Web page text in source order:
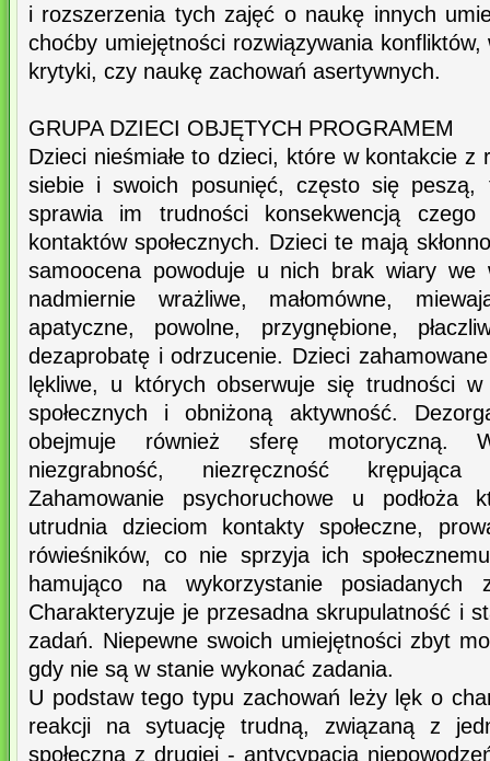
i rozszerzenia tych zajęć o naukę innych
choćby umiejętności rozwiązywania
krytyki, czy naukę zachowań asertywnych.
GRUPA DZIECI OBJĘTYCH PROGRAMEM
Dzieci nieśmiałe to dzieci, które w kontakcie z
siebie i swoich posunięć, często się peszą,
sprawia im trudności konsekwencją
kontaktów społecznych. Dzieci te mają
samoocena powoduje u nich brak wiary we
nadmiernie wrażliwe, małomówne,
apatyczne, powolne, przygnębione,
dezaprobatę i odrzucenie. Dzieci
lękliwe, u których obserwuje się trudności w
społecznych i obniżoną aktywność.
obejmuje również sferę motoryczną.
niezgrabność, niezręczność krępująca
Zahamowanie psychoruchowe u podłoża
utrudnia dzieciom kontakty społeczne,
rówieśników, co nie sprzyja ich
hamująco na wykorzystanie posiadanych
Charakteryzuje je przesadna skrupulatność i
zadań. Niepewne swoich umiejętności zbyt
gdy nie są w stanie wykonać zadania.
U podstaw tego typu zachowań leży lęk o
reakcji na sytuację trudną, związaną z
społeczną z drugiej - antycypacją